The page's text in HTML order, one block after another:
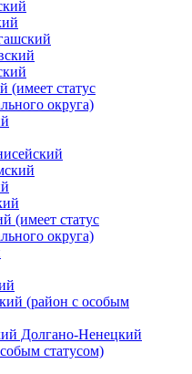
(имеет статус
округа)
(имеет статус
округа)
(район с особым
Долгано‑Ненецкий
статусом)